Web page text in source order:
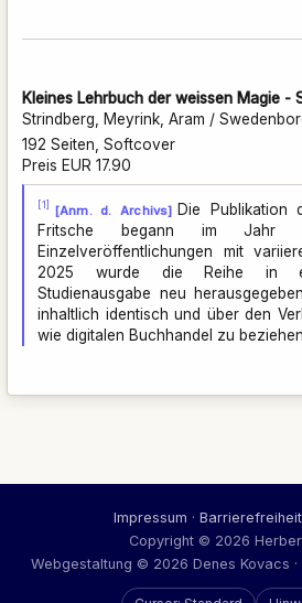
Kleines Lehrbuch der weissen Magie -
Strindberg, Meyrink, Aram /
192 Seiten, Softcover
Preis EUR 17.90
[1] [Anm. d. Archivs] Die Publikation
Fritsche begann im Jahr
Einzelveröffentlichungen mit
2025 wurde die Reihe in
Studienausgabe neu
inhaltlich identisch und über den
wie digitalen Buchhandel zu
Impressum · Barrierefreiheit
Copyright © 2026
Webgestaltung © 2026 Denes Kovacs